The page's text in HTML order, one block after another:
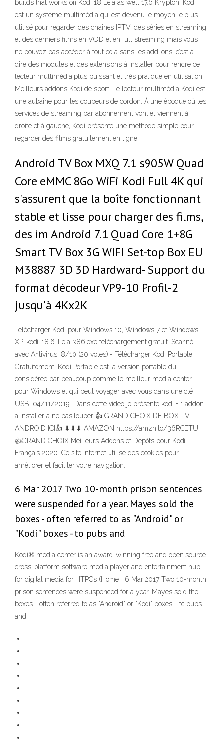
builds that works on Kodi 18 Leia as well 17.6 Krypton. Kodi
est un système multimédia qui est devenu le moyen le plus
utilisé pour regarder des chaines IPTV, des séries en streaming
et des derniers films en VOD et en full streaming mais vous
ne pouvez pas accéder à tout cela sans les add-ons, c’est à
dire des modules et des extensions à installer pour rendre ce
lecteur multimédia plus puissant et très pratique en utilisation.
Meilleurs addons Kodi de sport: Le lecteur multimédia Kodi est
une aubaine pour les coupeurs de cordon. À une époque où les
services de streaming par abonnement vont et viennent à
droite et à gauche, Kodi présente une méthode simple pour
regarder des films gratuitement en ligne.
Android TV Box MXQ 7.1 s905W Quad
Core eMMC 8Go WiFi Kodi Full 4K qui
s'assurent que la boîte fonctionnant
stable et lisse pour charger des films,
des im Android 7.1 Quad Core 1+8G
Smart TV Box 3G WIFI Set-top Box EU
M38887 3D 3D Hardward- Support du
format décodeur VP9-10 Profil-2
jusqu'à 4Kx2K
Télécharger Kodi pour Windows 10, Windows 7 et Windows
XP. kodi-18.6-Leia-x86.exe téléchargement gratuit. Scanné
avec Antivirus. 8/10 (20 votes) - Télécharger Kodi Portable
Gratuitement. Kodi Portable est la version portable du
considérée par beaucoup comme le meilleur media center
pour Windows et qui peut voyager avec vous dans une clé
USB. 04/11/2019 · Dans cette vidéo je présente kodi + 1 addon
a installer a ne pas louper 👍 GRAND CHOIX DE BOX TV
ANDROID ICI👍 ⬇⬇⬇ AMAZON https://amzn.to/36RCETU
👍GRAND CHOIX Meilleurs Addons et Dépôts pour Kodi
Français 2020. Ce site internet utilise des cookies pour
améliorer et faciliter votre navigation.
6 Mar 2017 Two 10-month prison sentences
were suspended for a year. Mayes sold the
boxes - often referred to as "Android" or
"Kodi" boxes - to pubs and
Kodi® media center is an award-winning free and open source
cross-platform software media player and entertainment hub
for digital media for HTPCs (Home 6 Mar 2017 Two 10-month
prison sentences were suspended for a year. Mayes sold the
boxes - often referred to as "Android" or "Kodi" boxes - to pubs
and